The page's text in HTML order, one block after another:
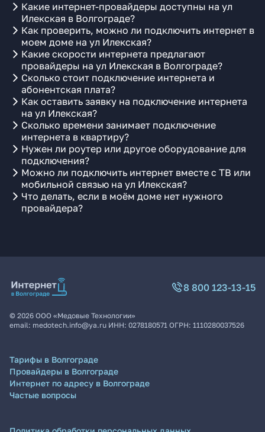
Какие интернет-провайдеры доступны на ул
Илекская в Волгограде?
Как проверить, можно ли подключить интернет в
моем доме на ул Илекская?
Какие скорости интернета предлагают
провайдеры на ул Илекская в Волгограде?
Сколько стоит подключение интернета и
абонентская плата?
Как оставить заявку на подключение интернета
на ул Илекская?
Сколько времени занимает подключение
интернета в квартиру?
Нужен ли роутер или другое оборудование для
подключения?
Можно ли подключить интернет вместе с ТВ или
мобильной связью на ул Илекская?
Что делать, если в моём доме нет нужного
провайдера?
8 800 123-13-15
© 2026 ООО «Медовые Технологии»
email: medotech.info@ya.ru ИНН: 0278180571 ОГРН: 1110280037526
Тарифы в Волгограде
Провайдеры в Волгограде
Интернет по адресу в Волгограде
Частые вопросы